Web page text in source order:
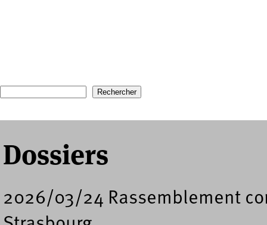
Formulaire de recherche
Dossiers
2026/03/24 Rassemblement